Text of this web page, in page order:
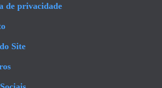
de privacidade
Site